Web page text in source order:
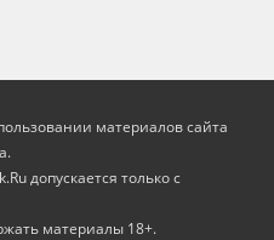
материалов сайта
допускается только с
материалы 18+.